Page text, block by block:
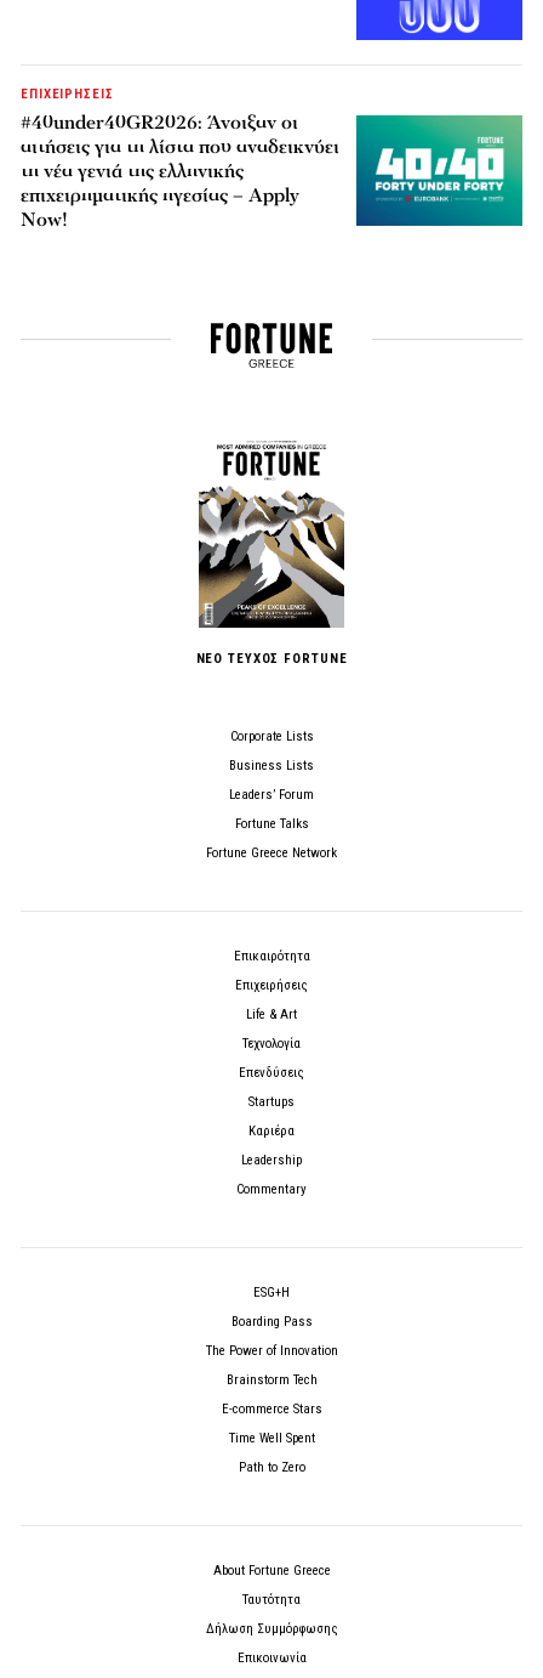
ΕΠΙΧΕΙΡΗΣΕΙΣ
#40under40GR2026: Άνοιξαν οι
αιτήσεις για τη λίστα που αναδεικνύει
τη νέα γενιά της ελληνικής
επιχειρηματικής ηγεσίας – Apply
Now!
ΝΕΟ ΤΕΥΧΟΣ FORTUNE
Corporate Lists
Business Lists
Leaders’ Forum
Fortune Talks
Fortune Greece Network
Επικαιρότητα
Επιχειρήσεις
Life & Art
Τεχνολογία
Επενδύσεις
Startups
Καριέρα
Leadership
Commentary
ESG+H
Boarding Pass
The Power of Innovation
Brainstorm Tech
E-commerce Stars
Time Well Spent
Path to Zero
About Fortune Greece
Ταυτότητα
Δήλωση Συμμόρφωσης
Επικοινωνία